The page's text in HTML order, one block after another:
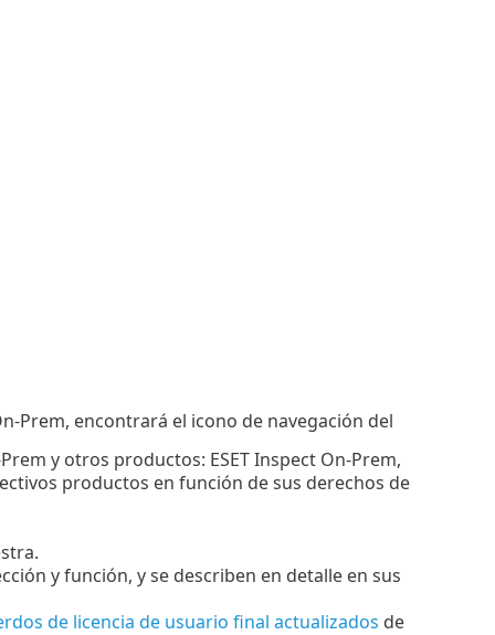
Prem, encontrará el icono de navegación del
y otros productos: ESET Inspect On-Prem,
productos en función de sus derechos de
y función, y se describen en detalle en sus
de licencia de usuario final actualizados de